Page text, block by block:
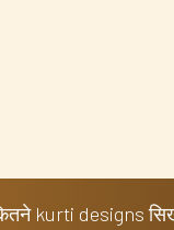
kurti designs